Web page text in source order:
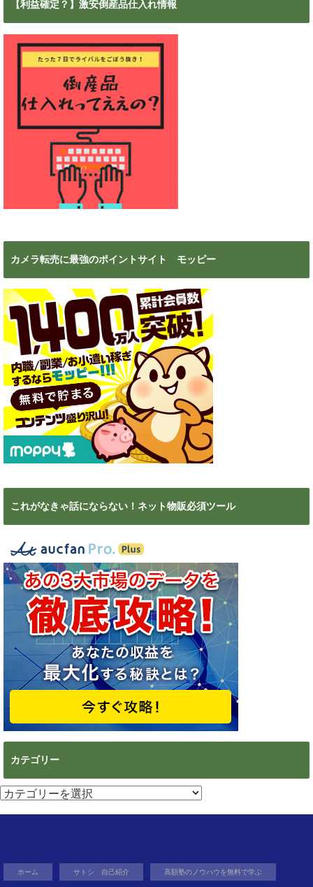
【利益確定？】激安倒産品仕入れ情報
カメラ転売に最強のポイントサイト モッピー
これがなきゃ話にならない！ネット物販必須ツール
カテゴリー
カ
ホーム サトシ 自己紹介 高額塾のノウハウを無料で学ぶ